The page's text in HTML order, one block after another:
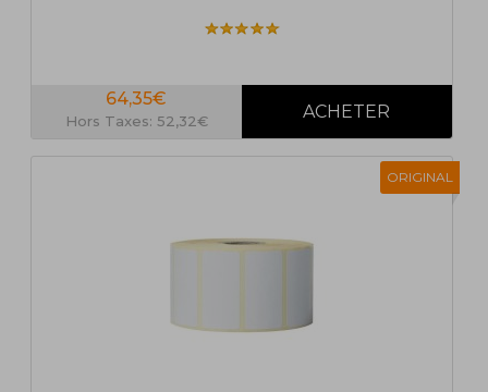
64,35€
Hors Taxes: 52,32€
ORIGINAL